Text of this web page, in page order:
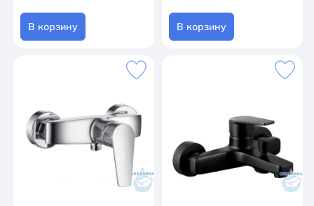
В корзину В корзину